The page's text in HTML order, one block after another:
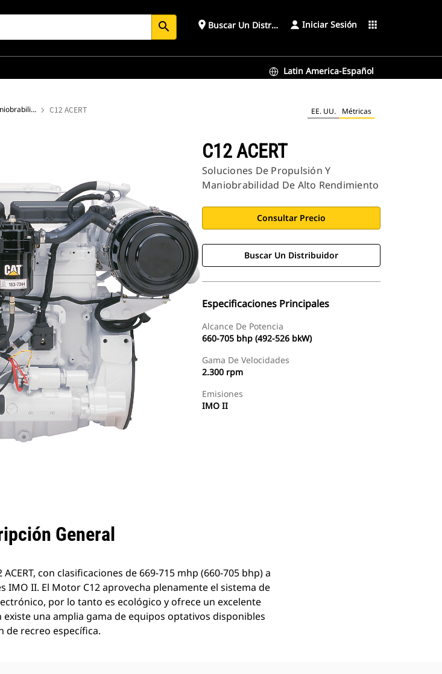
search place Buscar Un Distribuidor Iniciar Sesión apps
Latin America-Español
Soluciones de propulsión y maniobrabilidad de alto rendimiento C12 ACERT EE. UU. Métricas
C12 ACERT
Soluciones De Propulsión Y
Maniobrabilidad De Alto Rendimiento
Consultar Precio
Buscar Un Distribuidor
Especificaciones Principales
Alcance De Potencia
660-705 bhp (492-526 bkW)
Gama De Velocidades
2.300 rpm
Emisiones
IMO II
General
con clasificaciones de 669-715 mhp (660-705 bhp) a
IMO II. El Motor C12 aprovecha plenamente el sistema de
por lo tanto es ecológico y ofrece un excelente
una amplia gama de equipos optativos disponibles
de recreo específica.